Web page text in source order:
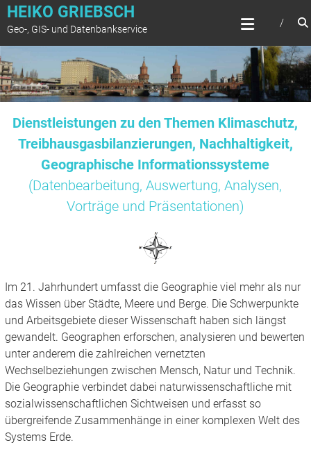
Zum
springen
HEIKO GRIEBSCH
Geo-, GIS- und Datenbankservice
Dienstleistungen zu den Themen Klimaschutz,
Treibhausgasbilanzierungen, Nachhaltigkeit,
Geographische Informationssysteme
(Datenbearbeitung, Auswertung, Analysen,
Vorträge und Präsentationen)
Im 21. Jahrhundert umfasst die Geographie viel mehr als nur
das Wissen über Städte, Meere und Berge. Die Schwerpunkte
und Arbeitsgebiete dieser Wissenschaft haben sich längst
gewandelt. Geographen erforschen, analysieren und bewerten
unter anderem die zahlreichen vernetzten
Wechselbeziehungen zwischen Mensch, Natur und Technik.
Die Geographie verbindet dabei naturwissenschaftliche mit
sozialwissenschaftlichen Sichtweisen und erfasst so
übergreifende Zusammenhänge in einer komplexen Welt des
Systems Erde.